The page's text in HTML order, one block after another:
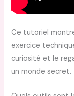
Ce tutoriel
exercice
curiosité et le
un monde secret.